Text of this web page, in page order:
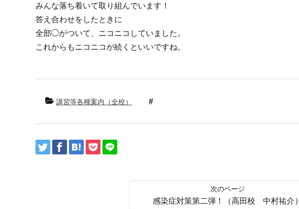
みんな落ち着いて取り組んでいます！
答え合わせをしたときに
全部◯がついて、ニコニコしていました。
これからもニコニコが続くといいですね。
講習等各種案内（全校）
感染症対策第二弾！（高田校 中村祐介）